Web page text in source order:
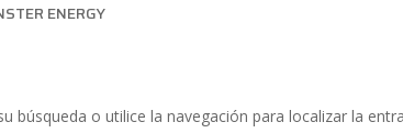
ENERGY
búsqueda o utilice la navegación para localizar la